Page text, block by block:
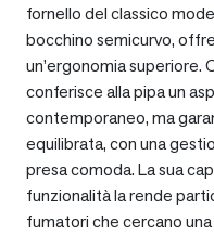
fornello del classico
bocchino semicurvo,
un’ergonomia superiore.
conferisce alla pipa un
contemporaneo, ma
equilibrata, con una
presa comoda. La sua
funzionalità la rende
fumatori che cercano